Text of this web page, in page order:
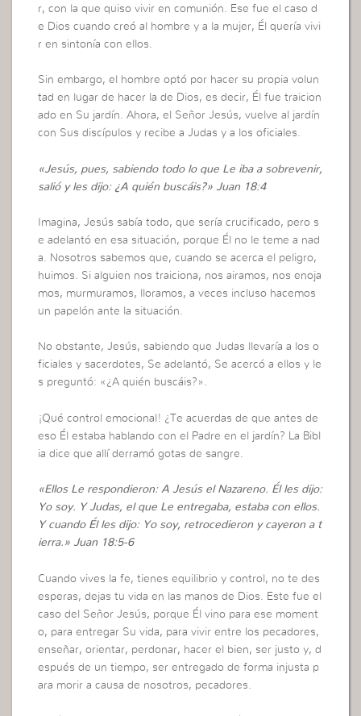
r, con la que quiso vivir en comunión. Ese fue el caso d
e Dios cuando creó al hombre y a la mujer, Él quería vivi
r en sintonía con ellos.
Sin embargo, el hombre optó por hacer su propia volun
tad en lugar de hacer la de Dios, es decir, Él fue traicion
ado en Su jardín. Ahora, el Señor Jesús, vuelve al jardín
con Sus discípulos y recibe a Judas y a los oficiales.
«Jesús, pues, sabiendo todo lo que Le iba a sobrevenir,
salió y les dijo: ¿A quién buscáis?» Juan 18:4
Imagina, Jesús sabía todo, que sería crucificado, pero s
e adelantó en esa situación, porque Él no le teme a nad
a. Nosotros sabemos que, cuando se acerca el peligro,
huimos. Si alguien nos traiciona, nos airamos, nos enoja
mos, murmuramos, lloramos, a veces incluso hacemos
un papelón ante la situación.
No obstante, Jesús, sabiendo que Judas llevaría a los o
ficiales y sacerdotes, Se adelantó, Se acercó a ellos y le
s preguntó: «¿A quién buscáis?».
¡Qué control emocional! ¿Te acuerdas de que antes de
eso Él estaba hablando con el Padre en el jardín? La Bibl
ia dice que allí derramó gotas de sangre.
«Ellos Le respondieron: A Jesús el Nazareno. Él les dijo:
Yo soy. Y Judas, el que Le entregaba, estaba con ellos.
Y cuando Él les dijo: Yo soy, retrocedieron y cayeron a t
ierra.» Juan 18:5-6
Cuando vives la fe, tienes equilibrio y control, no te des
esperas, dejas tu vida en las manos de Dios. Este fue el
caso del Señor Jesús, porque Él vino para ese moment
o, para entregar Su vida, para vivir entre los pecadores,
enseñar, orientar, perdonar, hacer el bien, ser justo y, d
espués de un tiempo, ser entregado de forma injusta p
ara morir a causa de nosotros, pecadores.